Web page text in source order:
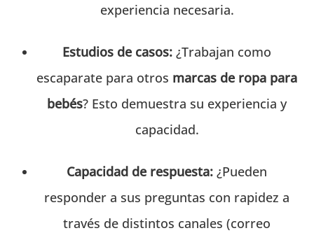
experiencia necesaria.
Estudios de casos: ¿Trabajan como
escaparate para otros marcas de ropa para
bebés? Esto demuestra su experiencia y
capacidad.
Capacidad de respuesta: ¿Pueden
responder a sus preguntas con rapidez a
través de distintos canales (correo